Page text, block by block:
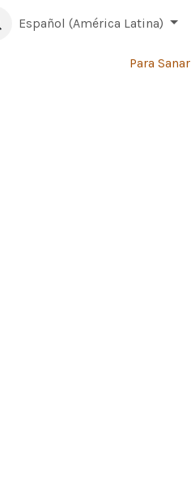
Español (América Latina)
Para Sanar